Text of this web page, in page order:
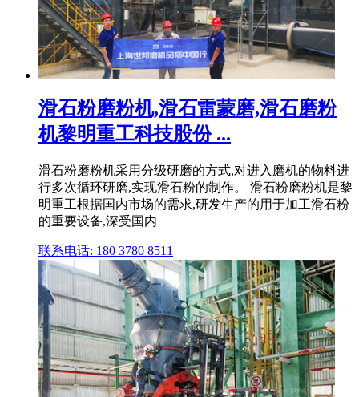
滑石粉磨粉机,滑石雷蒙磨,滑石磨粉
机黎明重工科技股份 ...
滑石粉磨粉机采用分级研磨的方式,对进入磨机的物料进
行多次循环研磨,实现滑石粉的制作。 滑石粉磨粉机是黎
明重工根据国内市场的需求,研发生产的用于加工滑石粉
的重要设备,深受国内
联系电话: 180 3780 8511